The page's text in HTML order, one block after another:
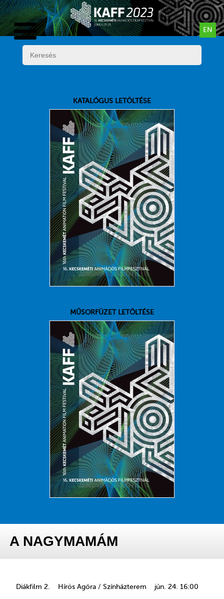
EN
KATALÓGUS LETÖLTÉSE
MŰSORFÜZET LETÖLTÉSE
A NAGYMAMÁM
Diákfilm 2. Hírös Agóra / Színházterem jún. 24. 16:00